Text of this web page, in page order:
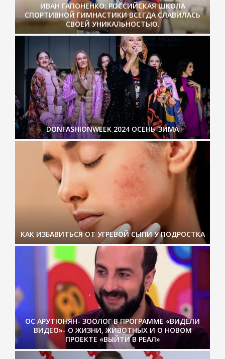
ИВАН ГАПОНЕНКО: РОССИЙСКАЯ ШКОЛА
СПОРТИВНОЙ ГИМНАСТИКИ ВСЕГДА СЛАВИЛАСЬ
СВОЕЙ УНИКАЛЬНОСТЬЮ.
DONFASHIONWEEK 2024 ОСЕНЬ-ЗИМА
КАК ИЗБАВИТЬСЯ ОТ УГРЕВОЙ СЫПИ У ПОДРОСТКА
ОС АРУТЮНЯН- ЗООЛОГ В ПРОГРАММЕ «ВИДЕЛИ
ВИДЕО»- О ЖИЗНИ, ЖИВОТНЫХ И О НОВОМ
ПРОЕКТЕ «ВЫЙТИ В РЕАЛ»